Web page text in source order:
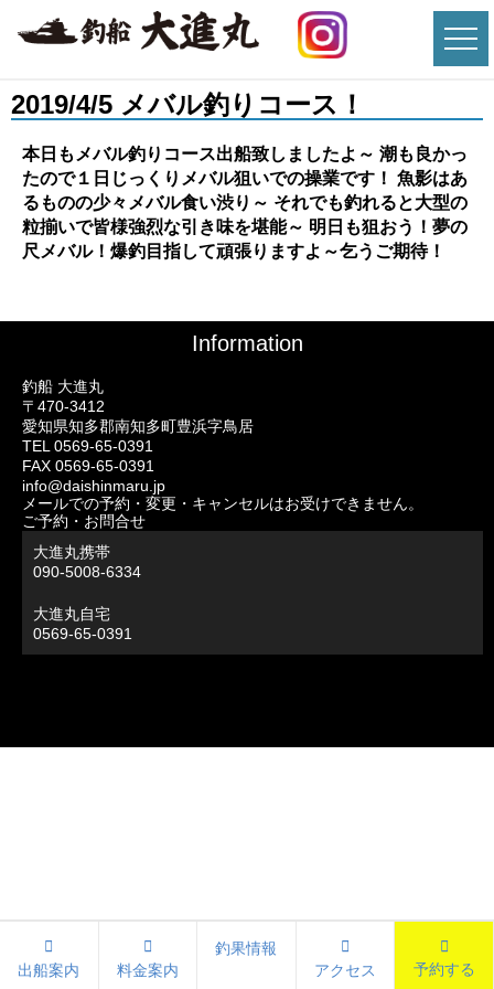
2019/4/5 メバル釣りコース！
本日もメバル釣りコース出船致しましたよ～ 潮も良かっ
たので１日じっくりメバル狙いでの操業です！ 魚影はあ
るものの少々メバル食い渋り～ それでも釣れると大型の
粒揃いで皆様強烈な引き味を堪能～ 明日も狙おう！夢の
尺メバル！爆釣目指して頑張りますよ～乞うご期待！
Information
釣船 大進丸
〒470-3412
愛知県知多郡南知多町豊浜字鳥居
TEL 0569-65-0391
FAX 0569-65-0391
info@daishinmaru.jp
メールでの予約・変更・キャンセルはお受けできません。
ご予約・お問合せ
大進丸携帯
090-5008-6334
大進丸自宅
0569-65-0391
出船案内 料金案内
釣果情報
アクセス
予約する